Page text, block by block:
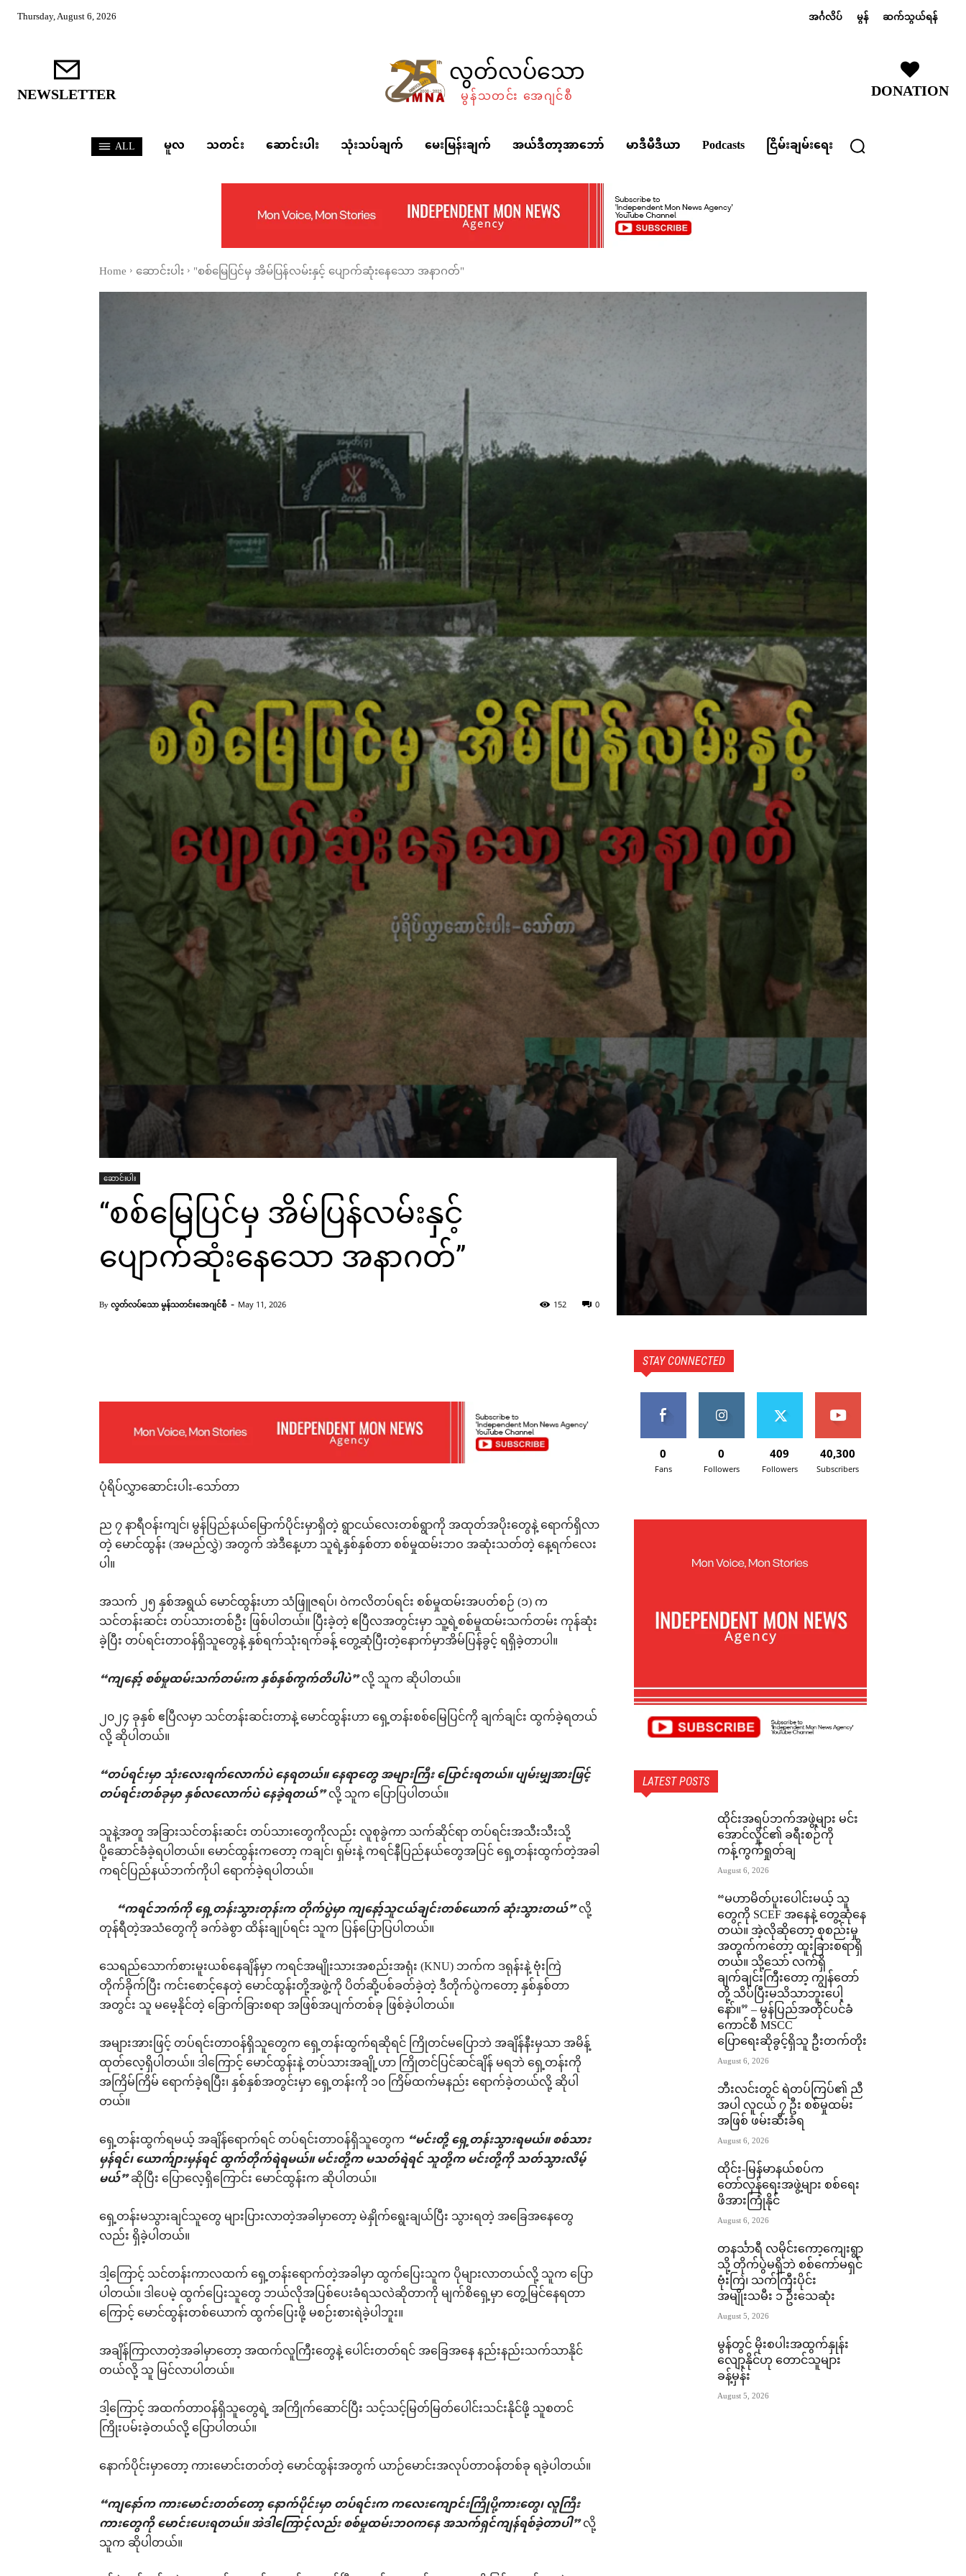
Thursday, August 6, 2026 အင်္ဂလိပ် မွန် ဆက်သွယ်ရန်
NEWSLETTER လွတ်လပ်သော
မွန်သတင်း အေဂျင်စီ DONATION
ALL မူလ သတင်း ဆောင်းပါး သုံးသပ်ချက် မေးမြန်းချက် အယ်ဒီတာ့အာဘော် မာဒီမီဒီယာ Podcasts ငြိမ်းချမ်းရေး
Home ဆောင်းပါး "စစ်မြေပြင်မှ အိမ်ပြန်လမ်းနှင့် ပျောက်ဆုံးနေသော အနာဂတ်"
ဆောင်းပါး
“စစ်မြေပြင်မှ အိမ်ပြန်လမ်းနှင့်
ပျောက်ဆုံးနေသော အနာဂတ်”
By လွတ်လပ်သော မွန်သတင်းအေဂျင်စီ - May 11, 2026 0
152
ပုံရိပ်လွှာဆောင်းပါး-သော်တာ
ည ၇ နာရီဝန်းကျင်၊ မွန်ပြည်နယ်မြောက်ပိုင်းမှာရှိတဲ့ ရွာငယ်လေးတစ်ရွာကို အထုတ်အပိုးတွေနဲ့ ရောက်ရှိလာ
တဲ့ မောင်ထွန်း (အမည်လွှဲ) အတွက် အဲဒီနေ့ဟာ သူရဲ့နှစ်နှစ်တာ စစ်မှုထမ်းဘဝ အဆုံးသတ်တဲ့ နေ့ရက်လေး
ပါ။
အသက် ၂၅ နှစ်အရွယ် မောင်ထွန်းဟာ သံဖြူဇရပ်၊ ဝဲကလိတပ်ရင်း စစ်မှုထမ်းအပတ်စဉ် (၁) က
သင်တန်းဆင်း တပ်သားတစ်ဦး ဖြစ်ပါတယ်။ ပြီးခဲ့တဲ့ ဧပြီလအတွင်းမှာ သူ့ရဲ့စစ်မှုထမ်းသက်တမ်း ကုန်ဆုံး
ခဲ့ပြီး တပ်ရင်းတာဝန်ရှိသူတွေနဲ့ နှစ်ရက်သုံးရက်ခန့် တွေ့ဆုံပြီးတဲ့နောက်မှာအိမ်ပြန်ခွင့် ရရှိခဲ့တာပါ။
“ကျနော့် စစ်မှုထမ်းသက်တမ်းက နှစ်နှစ်ကွက်တိပါပဲ”လို့ သူက ဆိုပါတယ်။
၂၀၂၄ ခုနှစ် ဧပြီလမှာ သင်တန်းဆင်းတာနဲ့ မောင်ထွန်းဟာ ရှေ့တန်းစစ်မြေပြင်ကို ချက်ချင်း ထွက်ခဲ့ရတယ်
လို့ ဆိုပါတယ်။
“တပ်ရင်းမှာ သုံးလေးရက်လောက်ပဲ နေရတယ်။ နေရာတွေ အများကြီး ပြောင်းရတယ်။ ပျမ်းမျှအားဖြင့်
တပ်ရင်းတစ်ခုမှာ နှစ်လလောက်ပဲ နေခဲ့ရတယ်”လို့ သူက ပြောပြပါတယ်။
သူနဲ့အတူ အခြားသင်တန်းဆင်း တပ်သားတွေကိုလည်း လူစုခွဲကာ သက်ဆိုင်ရာ တပ်ရင်းအသီးသီးသို့
ပို့ဆောင်ခံခဲ့ရပါတယ်။ မောင်ထွန်းကတော့ ကချင်၊ ရှမ်းနဲ့ ကရင်နီပြည်နယ်တွေအပြင် ရှေ့တန်းထွက်တဲ့အခါ
ကရင်ပြည်နယ်ဘက်ကိုပါ ရောက်ခဲ့ရပါတယ်။
“ကရင်ဘက်ကို ရှေ့တန်းသွားတုန်းက တိုက်ပွဲမှာ ကျနော့်သူငယ်ချင်းတစ်ယောက် ဆုံးသွားတယ်”လို့
တုန်ရီတဲ့အသံတွေကို ခက်ခဲစွာ ထိန်းချုပ်ရင်း သူက ပြန်ပြောပြပါတယ်။
သေရည်သောက်စားမူးယစ်နေချိန်မှာ ကရင်အမျိုးသားအစည်းအရုံး (KNU) ဘက်က ဒရုန်းနဲ့ ဗုံးကြဲ
တိုက်ခိုက်ပြီး ကင်းစောင့်နေတဲ့ မောင်ထွန်းတို့အဖွဲ့ကို ပိတ်ဆို့ပစ်ခတ်ခဲ့တဲ့ ဒီတိုက်ပွဲကတော့ နှစ်နှစ်တာ
အတွင်း သူ မမေ့နိုင်တဲ့ ခြောက်ခြားစရာ အဖြစ်အပျက်တစ်ခု ဖြစ်ခဲ့ပါတယ်။
အများအားဖြင့် တပ်ရင်းတာဝန်ရှိသူတွေက ရှေ့တန်းထွက်ရဆိုရင် ကြိုတင်မပြောဘဲ အချိန်နီးမှသာ အမိန့်
ထုတ်လေ့ရှိပါတယ်။ ဒါကြောင့် မောင်ထွန်းနဲ့ တပ်သားအချို့ဟာ ကြိုတင်ပြင်ဆင်ချိန် မရဘဲ ရှေ့တန်းကို
အကြိမ်ကြိမ် ရောက်ခဲ့ရပြီး၊ နှစ်နှစ်အတွင်းမှာ ရှေ့တန်းကို ၁၀ ကြိမ်ထက်မနည်း ရောက်ခဲ့တယ်လို့ ဆိုပါ
တယ်။
ရှေ့တန်းထွက်ရမယ့် အချိန်ရောက်ရင် တပ်ရင်းတာဝန်ရှိသူတွေက “မင်းတို့ ရှေ့တန်းသွားရမယ်။ စစ်သား
မှန်ရင်၊ ယောက်ျားမှန်ရင် ထွက်တိုက်ရဲရမယ်။ မင်းတို့က မသတ်ရဲရင် သူတို့က မင်းတို့ကို သတ်သွားလိမ့်
မယ်”ဆိုပြီး ပြောလေ့ရှိကြောင်း မောင်ထွန်းက ဆိုပါတယ်။
ရှေ့တန်းမသွားချင်သူတွေ များပြားလာတဲ့အခါမှာတော့ မဲနှိုက်ရွေးချယ်ပြီး သွားရတဲ့ အခြေအနေတွေ
လည်း ရှိခဲ့ပါတယ်။
ဒါ့ကြောင့် သင်တန်းကာလထက် ရှေ့တန်းရောက်တဲ့အခါမှာ ထွက်ပြေးသူက ပိုများလာတယ်လို့ သူက ပြော
ပါတယ်။ ဒါပေမဲ့ ထွက်ပြေးသူတွေ ဘယ်လိုအပြစ်ပေးခံရသလဲဆိုတာကို မျက်စိရှေ့မှာ တွေ့မြင်နေရတာ
ကြောင့် မောင်ထွန်းတစ်ယောက် ထွက်ပြေးဖို့ မစဉ်းစားရဲခဲ့ပါဘူး။
အချိန်ကြာလာတဲ့အခါမှာတော့ အထက်လူကြီးတွေနဲ့ ပေါင်းတတ်ရင် အခြေအနေ နည်းနည်းသက်သာနိုင်
တယ်လို့ သူ မြင်လာပါတယ်။
ဒါ့ကြောင့် အထက်တာဝန်ရှိသူတွေရဲ့ အကြိုက်ဆောင်ပြီး သင့်သင့်မြတ်မြတ်ပေါင်းသင်းနိုင်ဖို့ သူစတင်
ကြိုးပမ်းခဲ့တယ်လို့ ပြောပါတယ်။
နောက်ပိုင်းမှာတော့ ကားမောင်းတတ်တဲ့ မောင်ထွန်းအတွက် ယာဉ်မောင်းအလုပ်တာဝန်တစ်ခု ရခဲ့ပါတယ်။
“ကျနော်က ကားမောင်းတတ်တော့ နောက်ပိုင်းမှာ တပ်ရင်းက ကလေးကျောင်းကြိုပို့ကားတွေ၊ လူကြီး
ကားတွေကို မောင်းပေးရတယ်။ အဲဒါကြောင့်လည်း စစ်မှုထမ်းဘဝကနေ အသက်ရှင်ကျန်ရစ်ခဲ့တာပါ”လို့
သူက ဆိုပါတယ်။
STAY CONNECTED
0
Fans
0
Followers
409
Followers
40,300
Subscribers
LATEST POSTS
ထိုင်းအရပ်ဘက်အဖွဲ့များ မင်း
အောင်လှိုင်၏ ခရီးစဉ်ကို
ကန့်ကွက်ရှုတ်ချ
August 6, 2026
“မဟာမိတ်ပူးပေါင်းမယ့် သူ
တွေကို SCEF အနေနဲ့ တွေ့ဆုံနေ
တယ်။ အဲ့လိုဆိုတော့ စုစည်းမှု
အတွက်ကတော့ ထူးခြားစရာရှိ
တယ်။ သို့သော် လက်ရှိ
ချက်ချင်းကြီးတော့ ကျွန်တော်
တို့ သိပ်ပြီးမသိသာဘူးပေါ့
နော်။” – မွန်ပြည်အတိုင်ပင်ခံ
ကောင်စီ MSCC
ပြောရေးဆိုခွင့်ရှိသူ ဦးတက်တိုး
August 6, 2026
ဘီးလင်းတွင် ရဲတပ်ကြပ်၏ ညီ
အပါ လူငယ် ၇ ဦး စစ်မှုထမ်း
အဖြစ် ဖမ်းဆီးခံရ
August 6, 2026
ထိုင်း-မြန်မာနယ်စပ်က
တော်လှန်ရေးအဖွဲ့များ စစ်ရေး
ဖိအားကြုံနိုင်
August 6, 2026
တနင်္သာရီ လမိုင်းကော့ကျေးရွာ
သို့ တိုက်ပွဲမရှိဘဲ စစ်ကော်မရှင်
ဗုံးကြဲ၊ သက်ကြီးပိုင်း
အမျိုးသမီး ၁ ဦးသေဆုံး
August 5, 2026
မွန်တွင် မိုးစပါးအထွက်နှုန်း
လျော့နိုင်ဟု တောင်သူများ
ခန့်မှန်း
August 5, 2026